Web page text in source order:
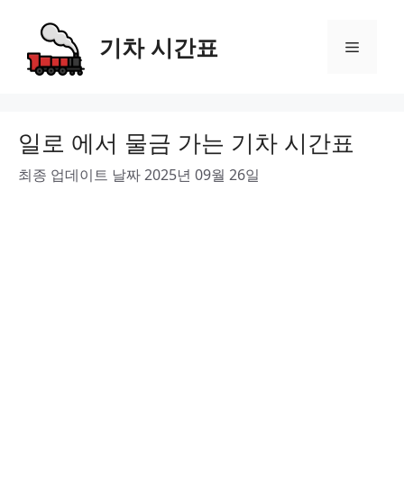
content
기차 시간표 Menu
일로 에서 물금 가는 기차 시간표
최종 업데이트 날짜 2025년 09월 26일